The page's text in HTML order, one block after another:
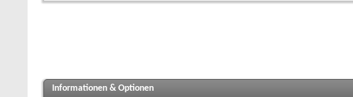
Informationen & Optionen